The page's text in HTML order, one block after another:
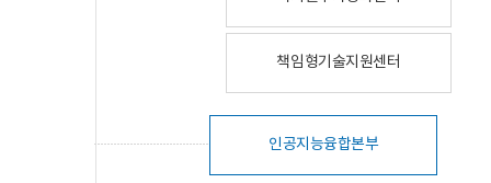
책임형기술지원센터
인공지능융합본부